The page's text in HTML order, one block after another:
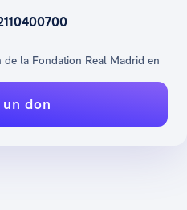
la Fondation Real Madrid en
don